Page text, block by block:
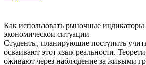
Как использовать рыночные индикаторы
экономической ситуации
Студенты, планирующие поступить
осваивают этот язык реальности.
оживают через наблюдение за живыми